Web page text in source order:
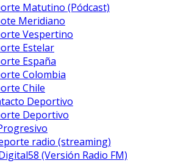
Matutino (Pódcast)
Meridiano
Vespertino
Estelar
España
Colombia
Chile
Deportivo
Deportivo
radio (streaming)
(Versión Radio FM)